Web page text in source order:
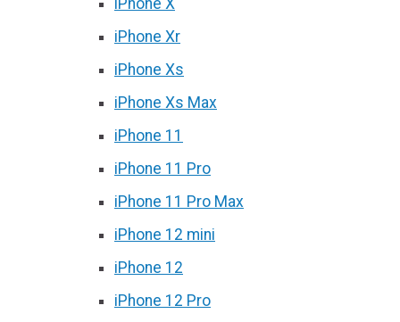
iPhone Xr
iPhone Xs
iPhone Xs Max
iPhone 11
iPhone 11 Pro
iPhone 11 Pro Max
iPhone 12 mini
iPhone 12
iPhone 12 Pro